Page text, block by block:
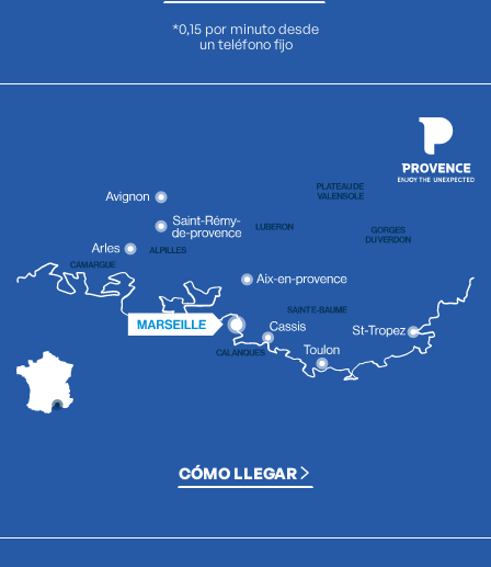
*0,15 por minuto desde
un teléfono fijo
CÓMO LLEGAR